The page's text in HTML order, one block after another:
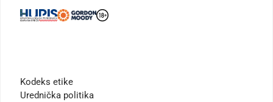
Kodeks etike
Urednička politika